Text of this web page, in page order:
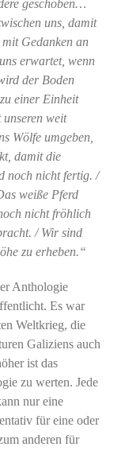
geschoben…
uns, damit
Gedanken an
erwartet, wenn
der Boden
einer Einheit
weit
Wölfe umgeben,
damit die
noch nicht fertig. /
weiße Pferd
nicht fröhlich
/ Wir sind
zu erheben.“
Anthologie
Es war
Weltkrieg, die
Galiziens auch
ist das
zu werten. Jede
nur eine
für eine oder
anderen für